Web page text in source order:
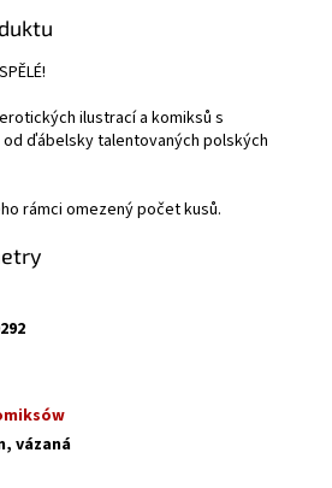
ilustrací a komiksů s
ďábelsky talentovaných polských
rámci omezený počet kusů.
vázaná